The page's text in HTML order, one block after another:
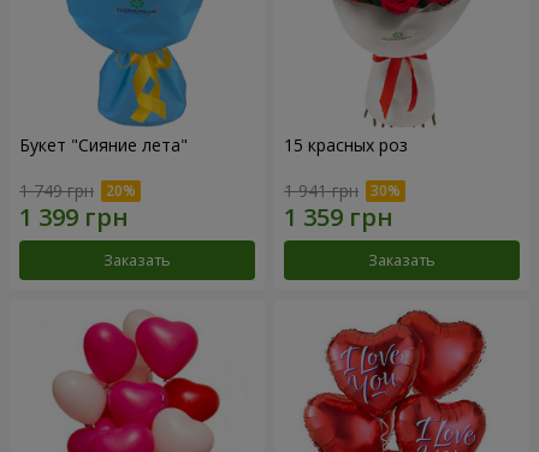
Букет "Сияние лета"
1 749 грн
Заказать
15 красных роз
1 941 грн
Заказать